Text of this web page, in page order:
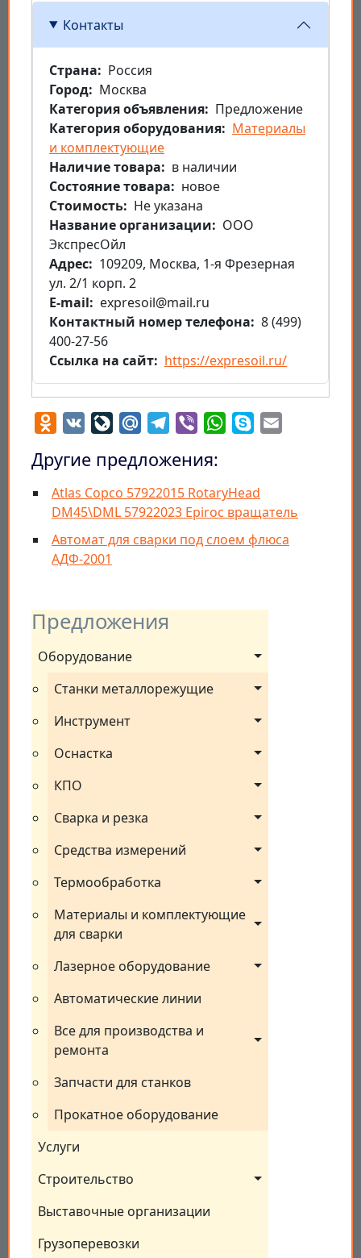
Предложения
Оборудование
Станки металлорежущие
Инструмент
Оснастка
КПО
Сварка и резка
Средства измерений
Термообработка
Материалы и комплектующие
для сварки
Лазерное оборудование
Автоматические линии
Все для производства и
ремонта
Запчасти для станков
Прокатное оборудование
Услуги
Строительство
Выставочные организации
Грузоперевозки
Контакты
Страна
Россия
Город
Москва
Категория объявления
Предложение
Категория оборудования
Материалы
и комплектующие
Наличие товара
в наличии
Состояние товара
новое
Стоимость
Не указана
Название организации
ООО
ЭкспресОйл
Aдрес
109209, Москва, 1-я Фрезерная
ул. 2/1 корп. 2
E-mail
expresoil@mail.ru
Контактный номер телефона
8 (499)
400-27-56
Ссылка на сайт
https://expresoil.ru/
Odnoklassniki
VK LiveJournal
Mail.RuTelegram
Viber WhatsApp
Skype
Другие предложения:
Atlas Copco 57922015 RotaryHead
DM45\DML 57922023 Epiroc вращатель
Автомат для сварки под слоем флюса
АДФ-2001